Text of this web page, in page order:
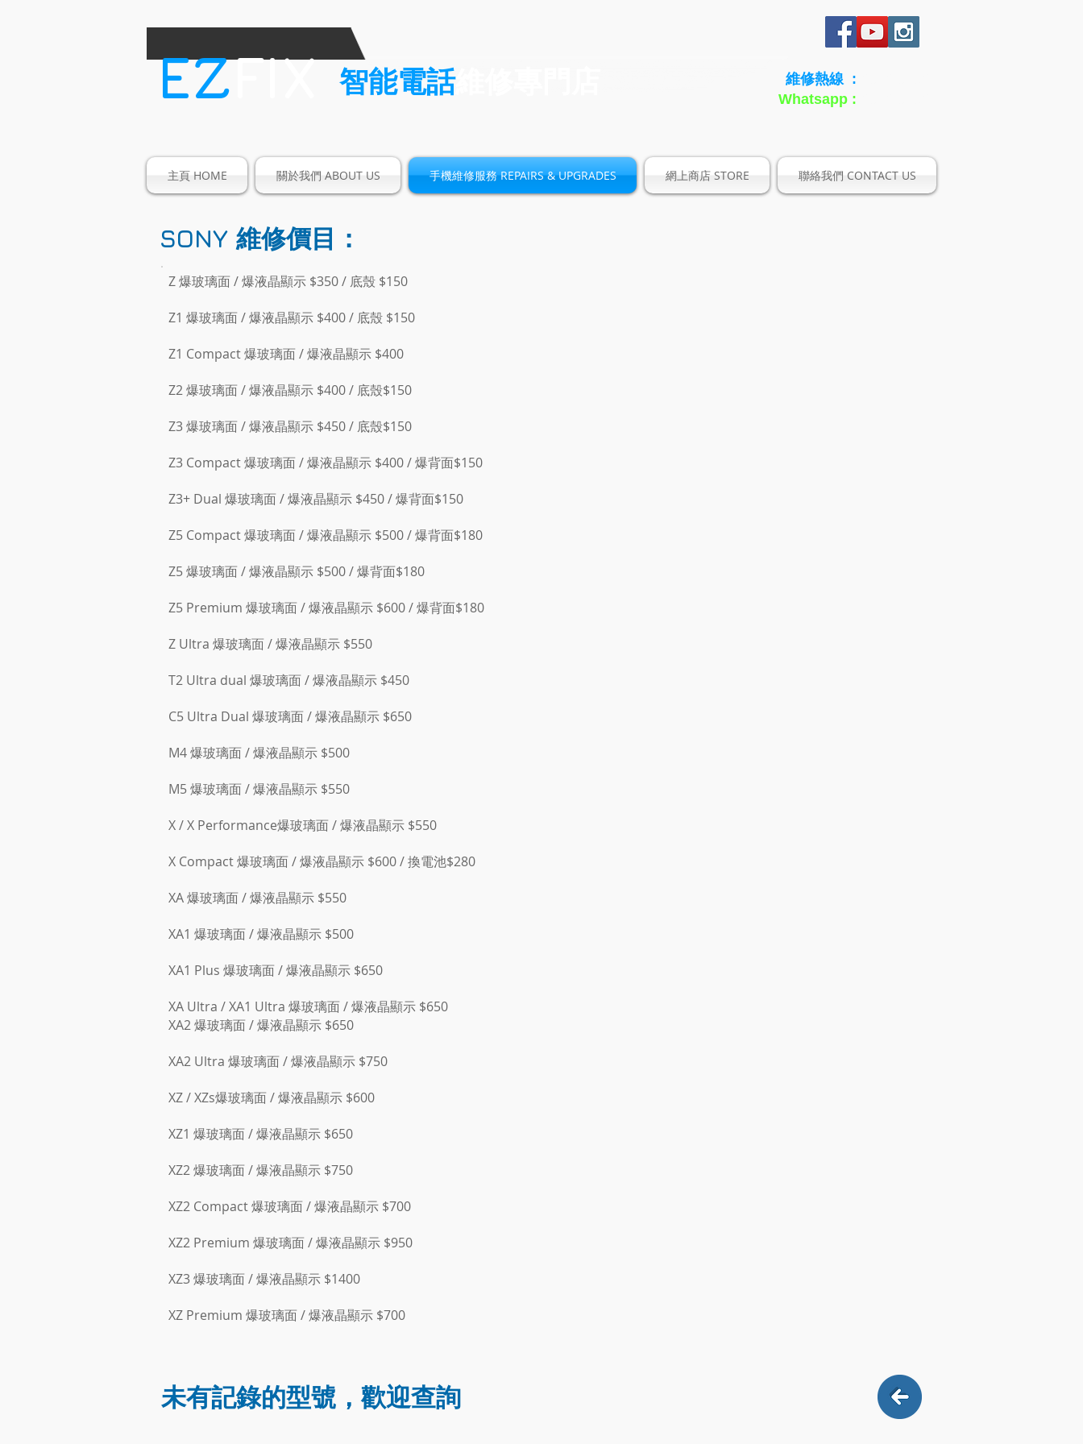
​EZFIX 維修熱線 :
Whatsapp :
智能電話維修專門店
主頁 HOME 關於我們 ABOUT US 手機維修服務 REPAIRS & UPGRADES 網上商店 STORE 聯絡我們 CONTACT US
SONY 維修價目：
Z 爆玻璃面 / 爆液晶顯示 $350 / 底殼 $150
Z1 爆玻璃面 / 爆液晶顯示 $400 / 底殼 $150
Z1 Compact 爆玻璃面 / 爆液晶顯示 $400
Z2 爆玻璃面 / 爆液晶顯示 $400 / 底殼$150
Z3 爆玻璃面 / 爆液晶顯示 $450 / 底殼$150
Z3 Compact 爆玻璃面 / 爆液晶顯示 $400 / 爆背面$150
Z3+ Dual 爆玻璃面 / 爆液晶顯示 $450 / 爆背面$150
Z5 Compact 爆玻璃面 / 爆液晶顯示 $500 / 爆背面$180
Z5 爆玻璃面 / 爆液晶顯示 $500 / 爆背面$180
Z5 Premium 爆玻璃面 / 爆液晶顯示 $600 / 爆背面$180
Z Ultra 爆玻璃面 / 爆液晶顯示 $550
T2 Ultra dual 爆玻璃面 / 爆液晶顯示 $450
C5 Ultra Dual 爆玻璃面 / 爆液晶顯示 $650
M4 爆玻璃面 / 爆液晶顯示 $500
M5 爆玻璃面 / 爆液晶顯示 $550
X / X Performance爆玻璃面 / 爆液晶顯示 $550
X Compact 爆玻璃面 / 爆液晶顯示 $600 / 換電池$280
XA 爆玻璃面 / 爆液晶顯示 $550
XA1 爆玻璃面 / 爆液晶顯示 $500
XA1 Plus 爆玻璃面 / 爆液晶顯示 $650
XA Ultra / XA1 Ultra 爆玻璃面 / 爆液晶顯示 $650
XA2 爆玻璃面 / 爆液晶顯示 $650
XA2 Ultra 爆玻璃面 / 爆液晶顯示 $750
XZ / XZs爆玻璃面 / 爆液晶顯示 $600
XZ1 爆玻璃面 / 爆液晶顯示 $650
XZ2 爆玻璃面 / 爆液晶顯示 $750
XZ2 Compact 爆玻璃面 / 爆液晶顯示 $700
XZ2 Premium 爆玻璃面 / 爆液晶顯示 $950
XZ3 爆玻璃面 / 爆液晶顯示 $1400
XZ Premium 爆玻璃面 / 爆液晶顯示 $700
未有記錄的型號，歡迎查詢